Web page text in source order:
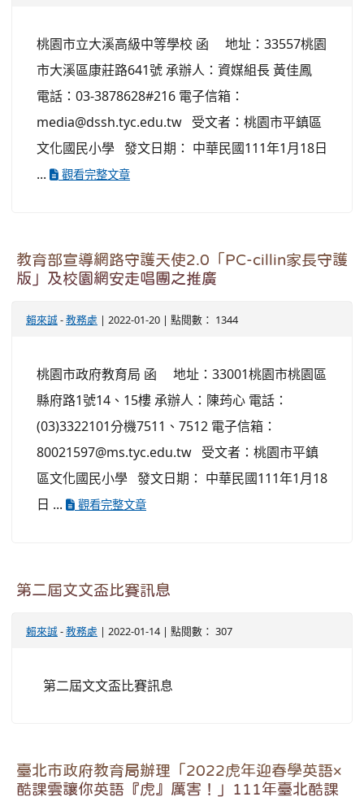
桃園市立大溪高級中等學校 函 地址：33557桃園
市大溪區康莊路641號 承辦人：資媒組長 黃佳鳳
電話：03-3878628#216 電子信箱：
media@dssh.tyc.edu.tw 受文者：桃園市平鎮區
文化國民小學 發文日期： 中華民國111年1月18日
...
觀看完整文章
教育部宣導網路守護天使2.0「PC-cillin家長守護
版」及校園網安走唱團之推廣
賴來誠-教務處 | 2022-01-20 | 點閱數： 1344
桃園市政府教育局 函 地址：33001桃園市桃園區
縣府路1號14、15樓 承辦人：陳荺心 電話：
(03)3322101分機7511、7512 電子信箱：
80021597@ms.tyc.edu.tw 受文者：桃園市平鎮
區文化國民小學 發文日期： 中華民國111年1月18
日 ...
觀看完整文章
第二屆文文盃比賽訊息
賴來誠-教務處 | 2022-01-14 | 點閱數： 307
第二屆文文盃比賽訊息
臺北市政府教育局辦理「2022虎年迎春學英語×
酷課雲讓你英語『虎』厲害！」111年臺北酷課